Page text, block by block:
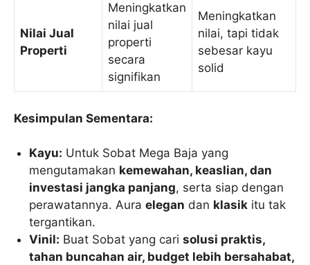
Nilai Jual
Properti
Meningkatkan
nilai jual
properti
secara
signifikan
Meningkatkan
nilai, tapi tidak
sebesar kayu
solid
Kesimpulan Sementara:
Kayu: Untuk Sobat Mega Baja yang
mengutamakan kemewahan, keaslian, dan
investasi jangka panjang, serta siap dengan
perawatannya. Auraelegan dan klasik itu tak
tergantikan.
Vinil: Buat Sobat yang carisolusi praktis,
tahan buncahan air, budget lebih bersahabat,